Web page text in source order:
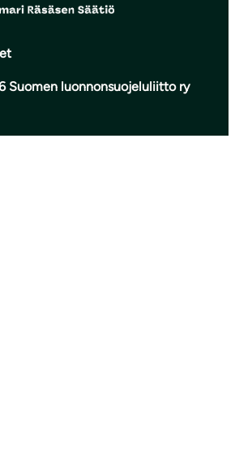
Suomen luonnonsuojeluliitto ry